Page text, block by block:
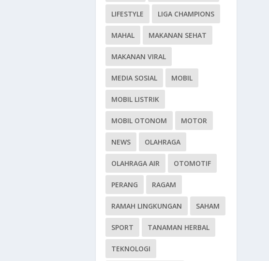
LIFESTYLE LIGA CHAMPIONS
MAHAL MAKANAN SEHAT
MAKANAN VIRAL
MEDIA SOSIAL MOBIL
MOBIL LISTRIK
MOBIL OTONOM MOTOR
NEWS OLAHRAGA
OLAHRAGA AIR OTOMOTIF
PERANG RAGAM
RAMAH LINGKUNGAN SAHAM
SPORT TANAMAN HERBAL
TEKNOLOGI